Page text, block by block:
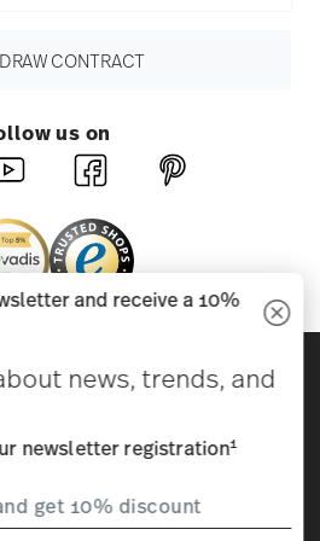
CONTRACT
us on
for your home
terms and conditions
Privacy
and receive a 10%
news, trends, and
newsletter registration1